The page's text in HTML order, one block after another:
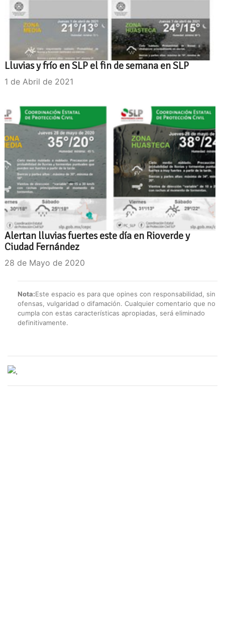
Lluvias y frío en SLP el fin de semana en SLP
1 de Abril de 2021
Alertan lluvias fuertes este día en Rioverde y
Ciudad Fernández
28 de Mayo de 2020
Nota:Este espacio es para que opines con responsabilidad, sin
ofensas, vulgaridad o difamación. Cualquier comentario que no
cumpla con estas características apropiadas, será eliminado
definitivamente.